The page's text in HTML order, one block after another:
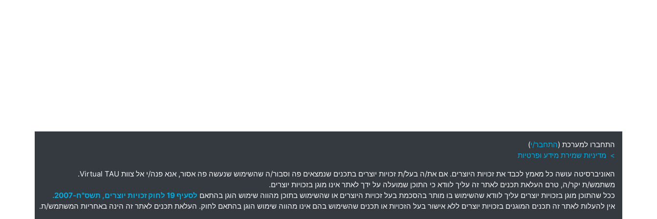
התחברו למערכת (התחבר/י)
> מדיניות שמירת מידע ופרטיות
האוניברסיטה עושה כל מאמץ לכבד את זכויות היוצרים. אם את/ה בעל/ת זכויות יוצרים בתכנים שנמצאים פה וסבור/ה שהשימוש שנעשה פה אסור, אנא פנה/י אל צוות Virtual TAU.
משתמש/ת יקר/ה, טרם העלאת תכנים לאתר זה עליך לוודא כי התוכן שמועלה על ידך לאתר אינו מוגן בזכויות יוצרים.
ככל שהתוכן מוגן בזכויות יוצרים עליך לוודא שהשימוש בו מותר בהסכמת בעל זכויות היוצרים או שהשימוש בתוכן מהווה שימוש הוגן בהתאם לסעיף 19 לחוק זכויות יוצרים, תשס"ח-2007.
אין להעלות לאתר זה תכנים המוגנים בזכויות יוצרים ללא אישור בעל הזכויות או תכנים שהשימוש בהם אינו מהווה שימוש הוגן בהתאם לחוק. העלאת תכנים לאתר זה הינה באחריות המשתמש/ת.